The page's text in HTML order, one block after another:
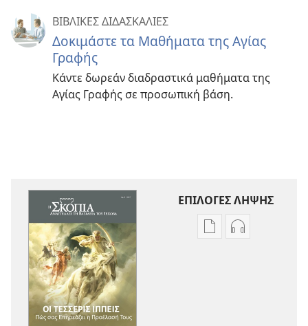
ΒΙΒΛΙΚΕΣ ΔΙΔΑΣΚΑΛΙΕΣ
Δοκιμάστε τα Μαθήματα της Αγίας
Γραφής
Κάντε δωρεάν διαδραστικά μαθήματα της
Αγίας Γραφής σε προσωπική βάση.
ΕΠΙΛΟΓΕΣ ΛΗΨΗΣ
ΕπιλογέςΕπιλογές